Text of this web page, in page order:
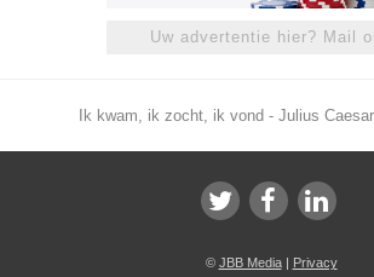
Uw advertentie hier? Mail
Ik kwam, ik zocht, ik vond - Julius
© JBB Media| Privacy